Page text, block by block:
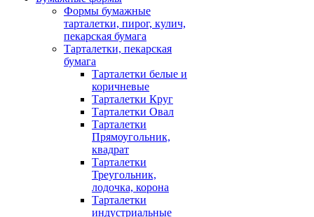
Формы бумажные
тарталетки, пирог, кулич,
пекарская бумага
Тарталетки, пекарская
бумага
Тарталетки белые и
коричневые
Тарталетки Круг
Тарталетки Овал
Тарталетки
Прямоугольник,
квадрат
Тарталетки
Треугольник,
лодочка, корона
Тарталетки
индустриальные